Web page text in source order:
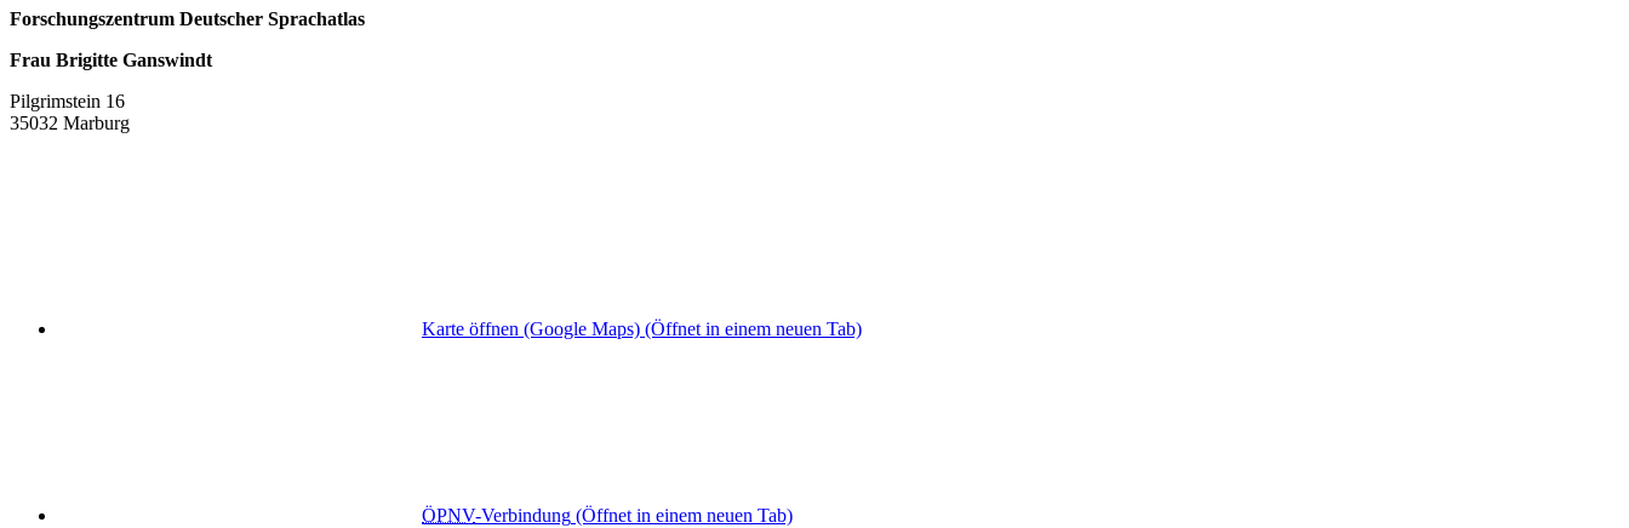
Forschungszentrum Deutscher Sprachatlas
Frau Brigitte Ganswindt
Pilgrimstein 16
35032 Marburg
Karte öffnen (Google Maps) (Öffnet in einem neuen Tab)
ÖPNV-Verbindung (Öffnet in einem neuen Tab)